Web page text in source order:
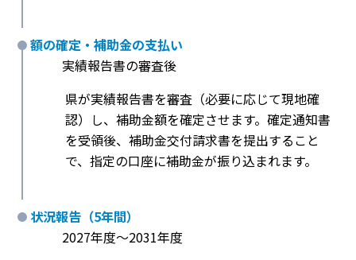
額の確定・補助金の支払い
実績報告書の審査後
県が実績報告書を審査（必要に応じて現地確
認）し、補助金額を確定させます。確定通知書
を受領後、補助金交付請求書を提出すること
で、指定の口座に補助金が振り込まれます。
状況報告（5年間）
2027年度〜2031年度